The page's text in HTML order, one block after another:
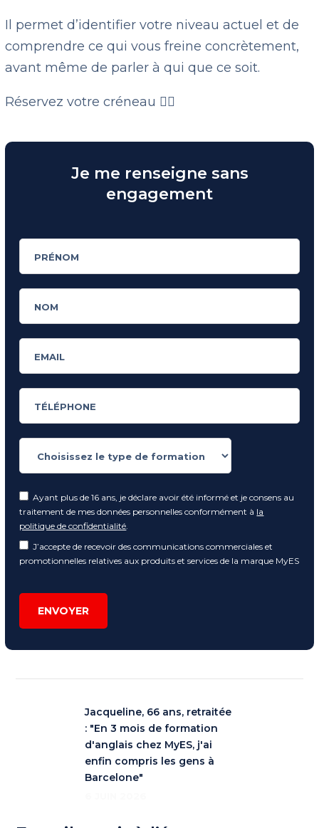
Il permet d’identifier votre niveau actuel et de
comprendre ce qui vous freine concrètement,
avant même de parler à qui que ce soit.
Réservez votre créneau 👇🏻
Je me renseigne sans
engagement
Ayant plus de 16 ans, je déclare avoir été informé et je consens au
traitement de mes données personnelles conformément à la
politique de confidentialité.
J’accepte de recevoir des communications commerciales et
promotionnelles relatives aux produits et services de la marque MyES
ENVOYER
Jacqueline, 66 ans, retraitée
: "En 3 mois de formation
d'anglais chez MyES, j'ai
enfin compris les gens à
Barcelone"